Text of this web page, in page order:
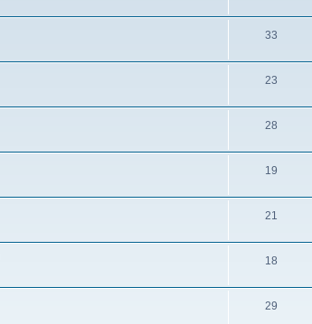
33
23
28
19
21
18
29